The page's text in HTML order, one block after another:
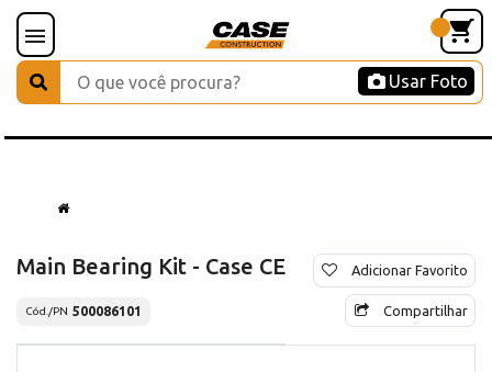
Usar Foto
Main Bearing Kit - Case CE
Cód./PN 500086101
Adicionar Favorito
Compartilhar